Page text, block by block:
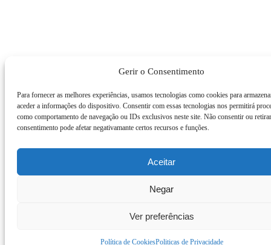
Gerir o Consentimento
Para fornecer as melhores experiências, usamos tecnologias como cookies para
aceder a informações do dispositivo. Consentir com essas tecnologias nos permitirá
como comportamento de navegação ou IDs exclusivos neste site. Não consentir ou
consentimento pode afetar negativamante certos recursos e funções.
Aceitar
Negar
Ver preferências
Política de CookiesPoliticas de Privacidade